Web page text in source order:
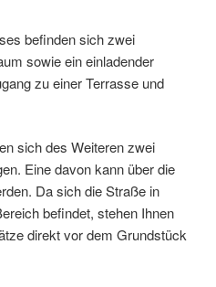
befinden sich zwei
sowie ein einladender
zu einer Terrasse und
sich des Weiteren zwei
Eine davon kann über die
Da sich die Straße in
befindet, stehen Ihnen
direkt vor dem Grundstück